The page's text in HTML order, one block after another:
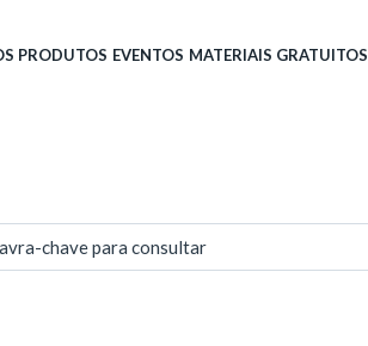
PRODUTOS EVENTOS MATERIAIS GRATUITOS
chave para consultar